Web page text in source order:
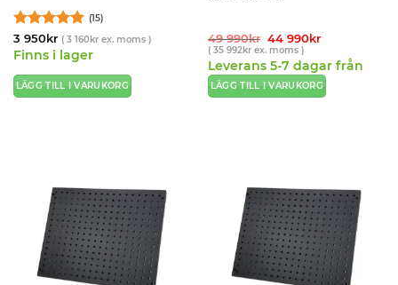
Betygsatt5
av 5
(15)
3 950kr ( 3 160krex. moms )
Finns i lager
LÄGG TILL I VARUKORG
49 990kr Det
ursprungliga
priset
var:
49
990kr.
44 990krDet
priset
är:
44
990kr.
( 35 992krex. moms )
Leverans 5-7 dagar från
leverantör
LÄGG TILL I VARUKORG